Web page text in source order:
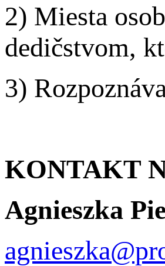
2) Miesta
dedičstvom,
3)
KONTAKT
Agnieszka